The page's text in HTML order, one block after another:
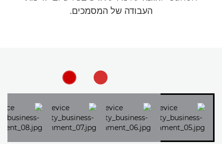
העבודה של המסמכים.